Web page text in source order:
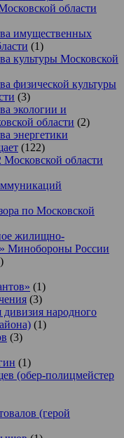
области
имущественных
(1)
культуры Московской
физической культуры
(3)
экологии и
области (2)
энергетики
(122)
области
по Московской
жилищно-
Минобороны России
(1)
(3)
дивизия народного
(1)
(3)
(1)
(обер-полицмейстер
(герой